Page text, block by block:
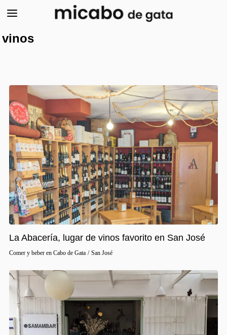
vinos
La Abacería, lugar de vinos favorito en San José
Comer y beber en Cabo de Gata / San José